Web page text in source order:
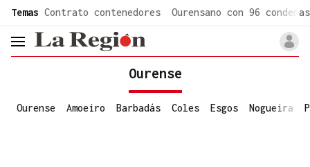
Temas Contrato contenedores Ourensano con 96 condenas
header.menu.open
Ourense
Ourense Amoeiro Barbadás Coles Esgos Nogueira